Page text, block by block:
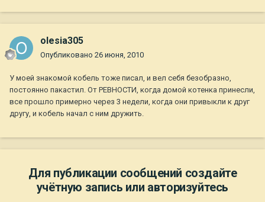
olesia305
Опубликовано 26 июня, 2010
У моей знакомой кобель тоже писал, и вел себя безобразно,
постоянно пакастил. От РЕВНОСТИ, когда домой котенка принесли,
все прошло примерно через 3 недели, когда они привыкли к друг
другу, и кобель начал с ним дружить.
Для публикации сообщений создайте
учётную запись или авторизуйтесь